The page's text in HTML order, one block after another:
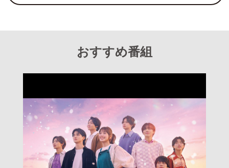
おすすめ番組